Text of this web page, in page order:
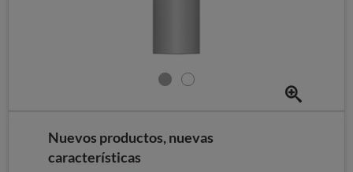
Nuevos productos, nuevas
características